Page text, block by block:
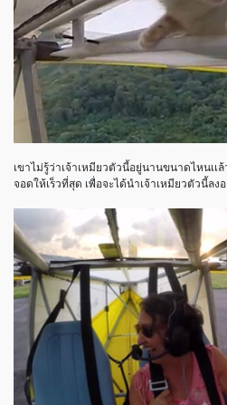
เขาไม่รู้ว่าเจ้าเหมียวตัวนี้อยู่นานขนาดไหนเเ
จอดให้เร็วที่สุด เพื่อจะได้นำเจ้าเหมียวตัวนี้ลง